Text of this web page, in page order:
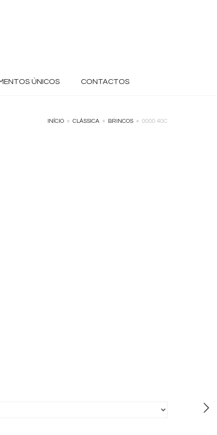
ÚNICOS CONTACTOS
INÍCIO » CLÁSSICA » BRINCOS » 0000.40C